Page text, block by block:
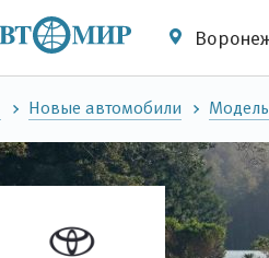
Новые автомобили